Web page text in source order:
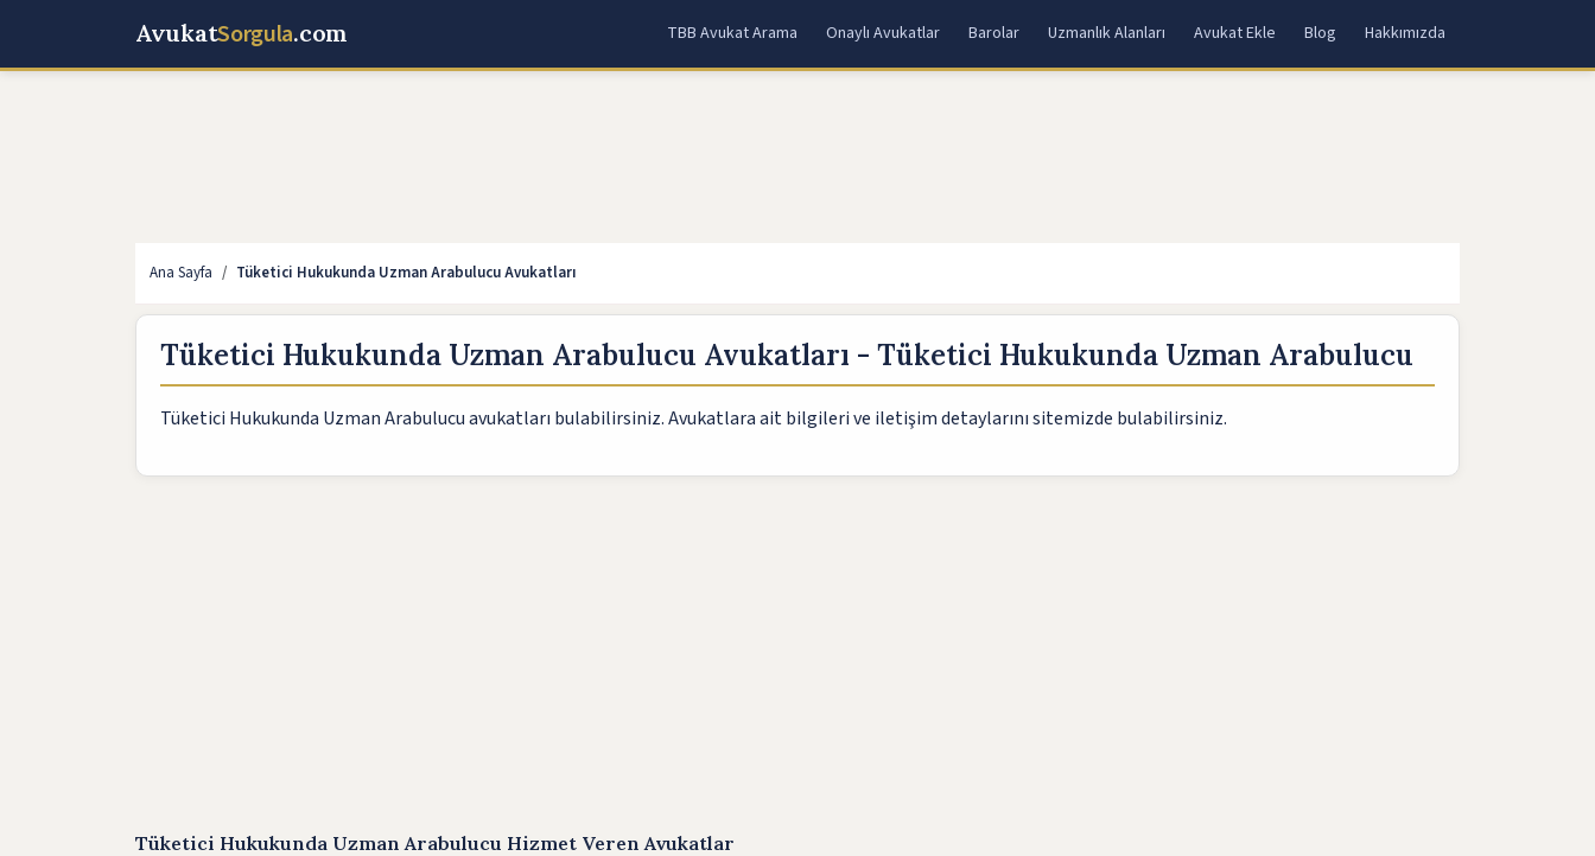
AvukatSorgula.com TBB Avukat Arama Onaylı Avukatlar Barolar Uzmanlık Alanları Avukat Ekle Blog Hakkımızda
Ana Sayfa Tüketici Hukukunda Uzman Arabulucu Avukatları
Tüketici Hukukunda Uzman Arabulucu Avukatları - Tüketici Hukukunda Uzman Arabulucu
Tüketici Hukukunda Uzman Arabulucu avukatları bulabilirsiniz. Avukatlara ait bilgileri ve iletişim detaylarını sitemizde bulabilirsiniz.
Tüketici Hukukunda Uzman Arabulucu Hizmet Veren Avukatlar